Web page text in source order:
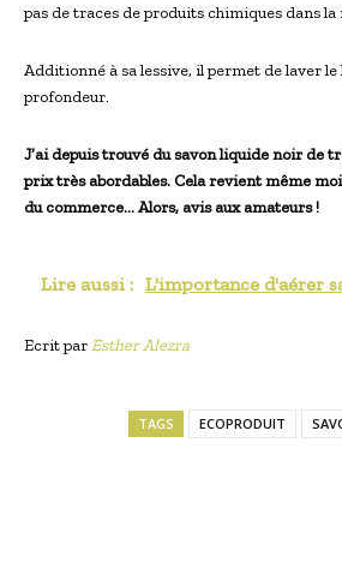
pas de traces de produits chimiques dans la
Additionné à sa lessive, il permet de laver le
profondeur.
J’ai depuis trouvé du savon liquide noir de
prix très abordables. Cela revient même
du commerce… Alors, avis aux amateurs !
Lire aussi : L'importance d'aérer
Ecrit parEsther Alezra
TAGS ECOPRODUIT